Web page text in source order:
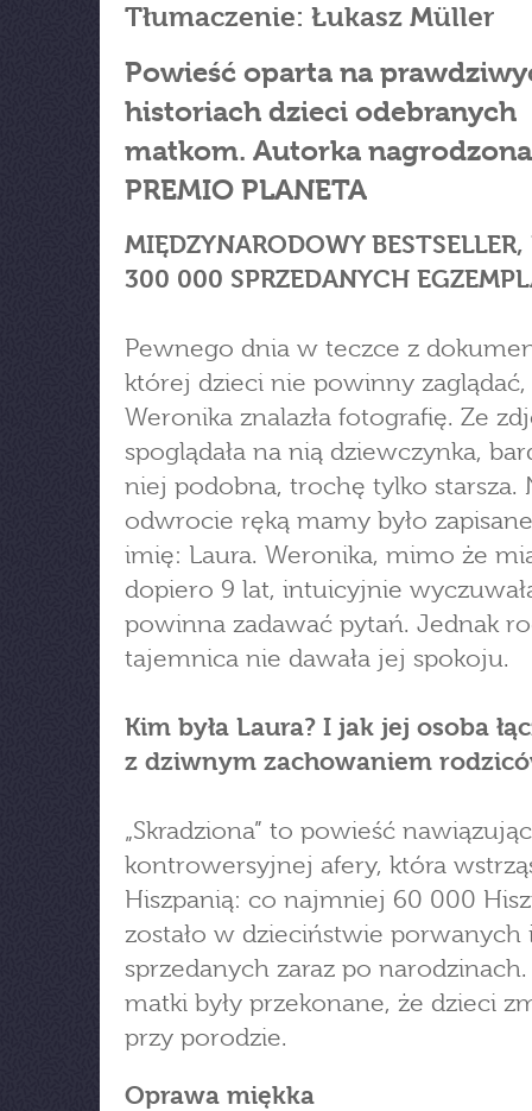
Tłumaczenie: Łukasz Müller
Powieść oparta na
historiach dzieci odebranych
matkom. Autorka nagrodzona
PREMIO PLANETA
MIĘDZYNARODOWY
300 000 SPRZEDANYCH
Pewnego dnia w teczce z
której dzieci nie powinny zaglądać,
Weronika znalazła fotografię. Ze
spoglądała na nią dziewczynka,
niej podobna, trochę tylko starsza.
odwrocie ręką mamy było
imię: Laura. Weronika, mimo że
dopiero 9 lat, intuicyjnie
powinna zadawać pytań. Jednak
tajemnica nie dawała jej spokoju.
Kim była Laura? I jak jej osoba
z dziwnym zachowaniem
„Skradziona” to powieść
kontrowersyjnej afery, która
Hiszpanią: co najmniej 60 000
zostało w dzieciństwie porwanych
sprzedanych zaraz po
matki były przekonane, że dzieci
przy porodzie.
Oprawa miękka